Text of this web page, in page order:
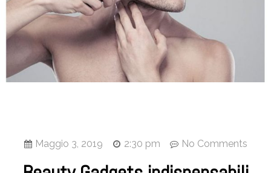
Maggio 3, 2019 2:30 pm No Comments